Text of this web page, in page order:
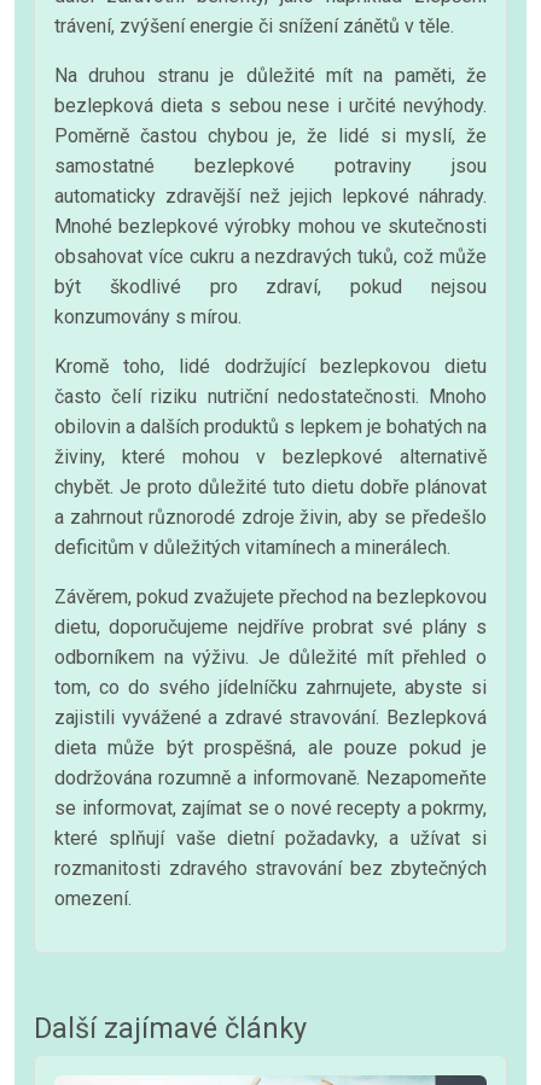
trávení, zvýšení energie či snížení zánětů v těle.
Na druhou stranu je důležité mít na paměti, že
bezlepková dieta s sebou nese i určité nevýhody.
Poměrně častou chybou je, že lidé si myslí, že
samostatné bezlepkové potraviny jsou
automaticky zdravější než jejich lepkové náhrady.
Mnohé bezlepkové výrobky mohou ve skutečnosti
obsahovat více cukru a nezdravých tuků, což může
být škodlivé pro zdraví, pokud nejsou
konzumovány s mírou.
Kromě toho, lidé dodržující bezlepkovou dietu
často čelí riziku nutriční nedostatečnosti. Mnoho
obilovin a dalších produktů s lepkem je bohatých na
živiny, které mohou v bezlepkové alternativě
chybět. Je proto důležité tuto dietu dobře plánovat
a zahrnout různorodé zdroje živin, aby se předešlo
deficitům v důležitých vitamínech a minerálech.
Závěrem, pokud zvažujete přechod na bezlepkovou
dietu, doporučujeme nejdříve probrat své plány s
odborníkem na výživu. Je důležité mít přehled o
tom, co do svého jídelníčku zahrnujete, abyste si
zajistili vyvážené a zdravé stravování. Bezlepková
dieta může být prospěšná, ale pouze pokud je
dodržována rozumně a informovaně. Nezapomeňte
se informovat, zajímat se o nové recepty a pokrmy,
které splňují vaše dietní požadavky, a užívat si
rozmanitosti zdravého stravování bez zbytečných
omezení.
Další zajímavé články